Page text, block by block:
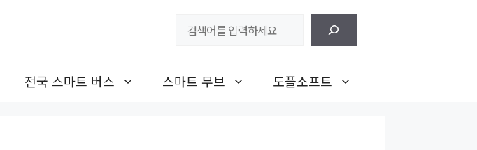
전국 스마트 버스 스마트 무브 도플소프트